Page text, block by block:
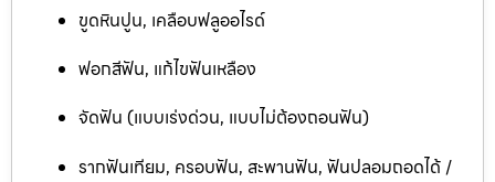
ขูดหินปูน, เคลือบฟลูออไรด์
ฟอกสีฟัน, แก้ไขฟันเหลือง
จัดฟัน (แบบเร่งด่วน, แบบไม่ต้องถอนฟัน)
รากฟันเทียม, ครอบฟัน, สะพานฟัน, ฟันปลอมถอดได้ /